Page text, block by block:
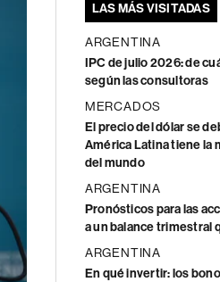
LAS MÁS VISITADAS
ARGENTINA
IPC de julio 2026: de
según las consultoras
MERCADOS
El precio del dólar se
América Latina tiene la
del mundo
ARGENTINA
Pronósticos para las
a un balance trimestral
ARGENTINA
En qué invertir: los